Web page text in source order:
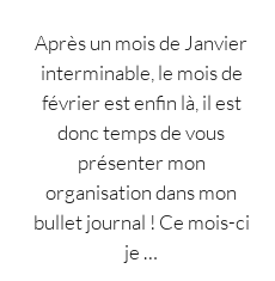
Après un mois de Janvier
interminable, le mois de
février est enfin là, il est
donc temps de vous
présenter mon
organisation dans mon
bullet journal ! Ce mois-ci
je …